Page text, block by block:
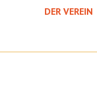
DER VEREIN